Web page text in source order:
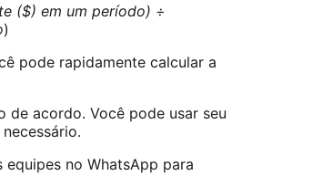
($) em um período) ÷
)
pode rapidamente calcular a
de acordo. Você pode usar seu
no WhatsApp para